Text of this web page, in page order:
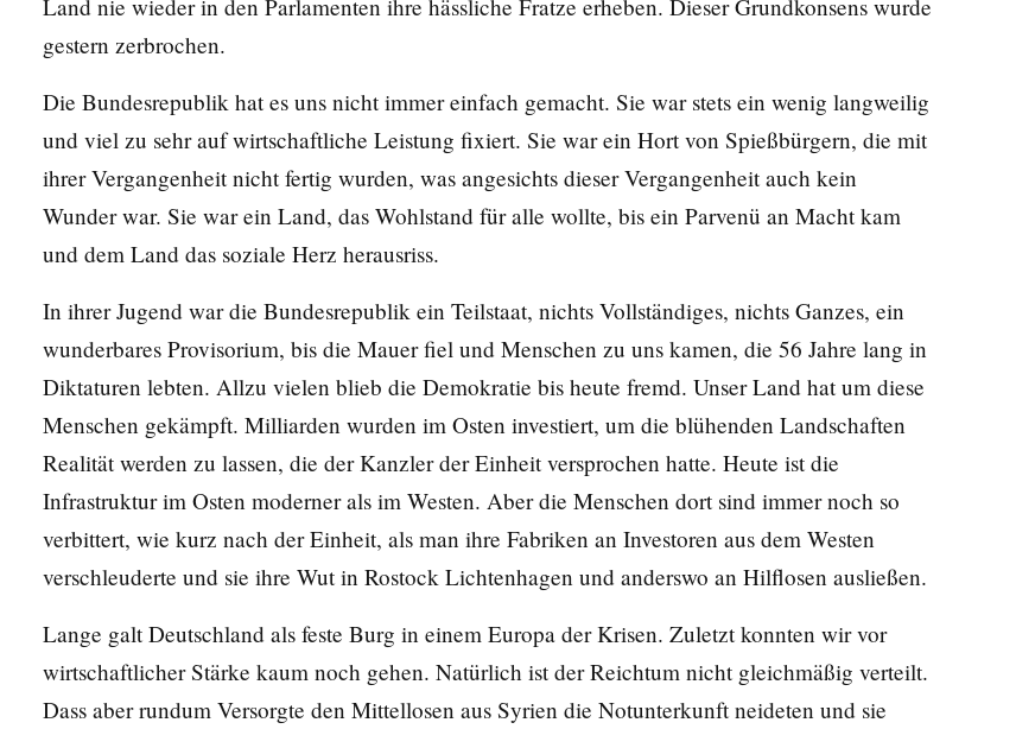
Land nie wieder in den Parlamenten ihre hässliche Fratze erheben. Dieser Grundkonsens wurde
gestern zerbrochen.
Die Bundesrepublik hat es uns nicht immer einfach gemacht. Sie war stets ein wenig langweilig
und viel zu sehr auf wirtschaftliche Leistung fixiert. Sie war ein Hort von Spießbürgern, die mit
ihrer Vergangenheit nicht fertig wurden, was angesichts dieser Vergangenheit auch kein
Wunder war. Sie war ein Land, das Wohlstand für alle wollte, bis ein Parvenü an Macht kam
und dem Land das soziale Herz herausriss.
In ihrer Jugend war die Bundesrepublik ein Teilstaat, nichts Vollständiges, nichts Ganzes, ein
wunderbares Provisorium, bis die Mauer fiel und Menschen zu uns kamen, die 56 Jahre lang in
Diktaturen lebten. Allzu vielen blieb die Demokratie bis heute fremd. Unser Land hat um diese
Menschen gekämpft. Milliarden wurden im Osten investiert, um die blühenden Landschaften
Realität werden zu lassen, die der Kanzler der Einheit versprochen hatte. Heute ist die
Infrastruktur im Osten moderner als im Westen. Aber die Menschen dort sind immer noch so
verbittert, wie kurz nach der Einheit, als man ihre Fabriken an Investoren aus dem Westen
verschleuderte und sie ihre Wut in Rostock Lichtenhagen und anderswo an Hilflosen ausließen.
Lange galt Deutschland als feste Burg in einem Europa der Krisen. Zuletzt konnten wir vor
wirtschaftlicher Stärke kaum noch gehen. Natürlich ist der Reichtum nicht gleichmäßig verteilt.
Dass aber rundum Versorgte den Mittellosen aus Syrien die Notunterkunft neideten und sie